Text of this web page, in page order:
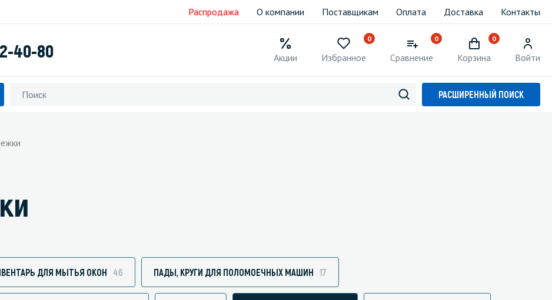
Распродажа О компании Поставщикам Оплата Доставка Контакты
40-80 Акции
0
Избранное
0
Сравнение
0
Корзина Войти
РАСШИРЕННЫЙ ПОИСК
ДЛЯ МЫТЬЯ ОКОН 46 ПАДЫ, КРУГИ ДЛЯ ПОЛОМОЕЧНЫХ МАШИН 17